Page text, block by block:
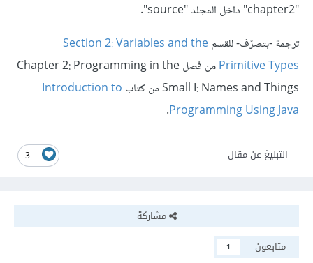
"chapter2" داخل المجلد "source".
ترجمة -بتصرّف- للقسمSection 2: Variables and the
Primitive Types
من فصل Chapter 2: Programming in the
Small I: Names and Things من كتاب
Introduction to
Programming Using Java
.
3 التبليغ عن مقال
مشاركة
متابعون
1